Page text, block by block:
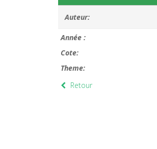
Auteur:
Année :
Cote:
Theme:
Retour